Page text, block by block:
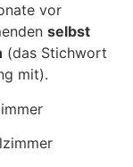
vor
selbst
(das Stichwort
mit).